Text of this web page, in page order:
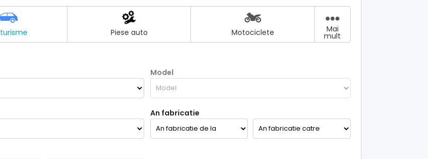
Piese auto Motociclete Mai
mult
Model
An fabricatie